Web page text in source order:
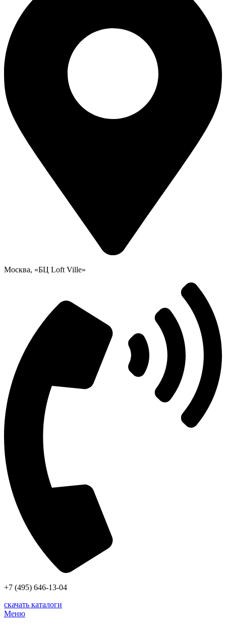
Москва, «БЦ Loft Ville»
+7 (495) 646-13-04
скачать каталоги
Меню